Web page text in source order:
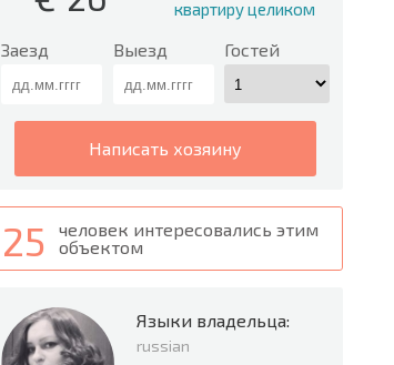
квартиру целиком
Заезд Выезд Гостей
написать хозяину
25
человек интересовались этим
объектом
Языки владельца:
russian